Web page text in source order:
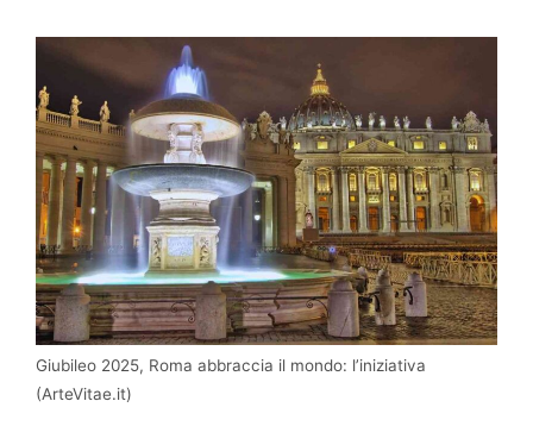
Giubileo 2025, Roma abbraccia il mondo: l’iniziativa
(ArteVitae.it)